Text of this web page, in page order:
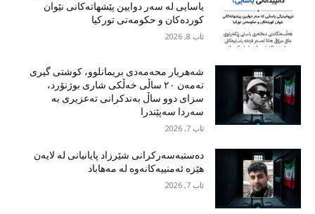
یاسایی لە سەر دوایین پێشهاتەکانی نێوان
کوردەکان و حکومەتی تورکیا
ئاب 8, 2026
شەهریار محەمەدی بریمانلوو، کوشتی گیری
تەمەن ٢٠ ساڵی خەڵکی شاری بوژنۆرد،
سزای دوو ساڵ بەندکرانی تەعزیری بە
سەردا سەپێندرا
ئاب 7, 2026
دەستبەسەرکرانی شێرزاد پایانیانی لە لایەن
هێزە ئەمنییەکانەوە لە مەهاباد
ئاب 7, 2026